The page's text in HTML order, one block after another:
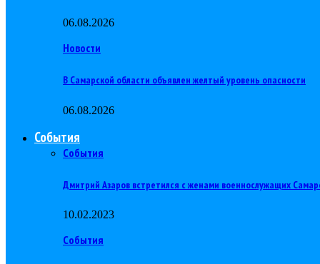
06.08.2026
Новости
В Самарской области объявлен желтый уровень опасности
06.08.2026
События
События
Дмитрий Азаров встретился с женами военнослужащих
10.02.2023
События